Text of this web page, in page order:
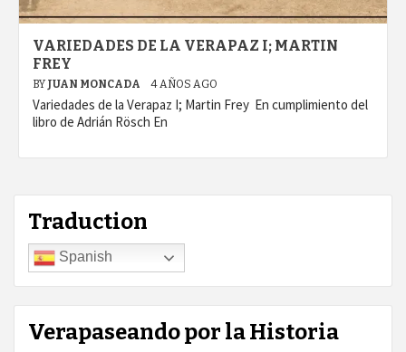
VARIEDADES DE LA VERAPAZ I; MARTIN
FREY
BY JUAN MONCADA 4 AÑOS AGO
Variedades de la Verapaz I; Martin Frey En cumplimiento del
libro de Adrián Rösch En
Traduction
Spanish
Verapaseando por la Historia